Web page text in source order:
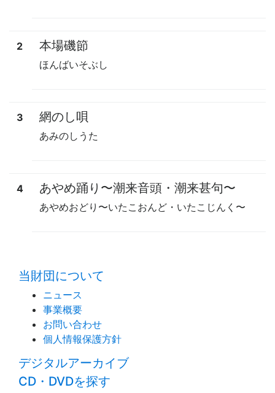
2 本場磯節
ほんばいそぶし
3 網のし唄
あみのしうた
4 あやめ踊り 〜潮来音頭・潮来甚句〜
あやめおどり 〜いたこおんど・いたこじんく 〜
当財団について
ニュース
事業概要
お問い合わせ
個人情報保護方針
デジタルアーカイブ
CD・DVDを探す